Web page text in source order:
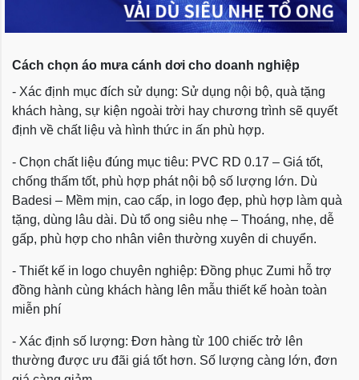
Cách chọn áo mưa cánh dơi cho doanh nghiệp
- Xác định mục đích sử dụng: Sử dụng nội bộ, quà tặng
khách hàng, sự kiện ngoài trời hay chương trình sẽ quyết
định về chất liệu và hình thức in ấn phù hợp.
- Chọn chất liệu đúng mục tiêu: PVC RD 0.17 – Giá tốt,
chống thấm tốt, phù hợp phát nội bộ số lượng lớn. Dù
Badesi – Mềm mịn, cao cấp, in logo đẹp, phù hợp làm quà
tặng, dùng lâu dài. Dù tổ ong siêu nhẹ – Thoáng, nhẹ, dễ
gấp, phù hợp cho nhân viên thường xuyên di chuyển.
- Thiết kế in logo chuyên nghiệp: Đồng phục Zumi hỗ trợ
đồng hành cùng khách hàng lên mẫu thiết kế hoàn toàn
miễn phí
- Xác định số lượng: Đơn hàng từ 100 chiếc trở lên
thường được ưu đãi giá tốt hơn. Số lượng càng lớn, đơn